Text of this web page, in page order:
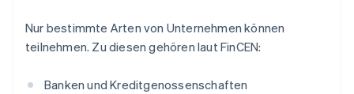
Nur bestimmte Arten von Unternehmen können
teilnehmen. Zu diesen gehören laut FinCEN:
Banken und Kreditgenossenschaften